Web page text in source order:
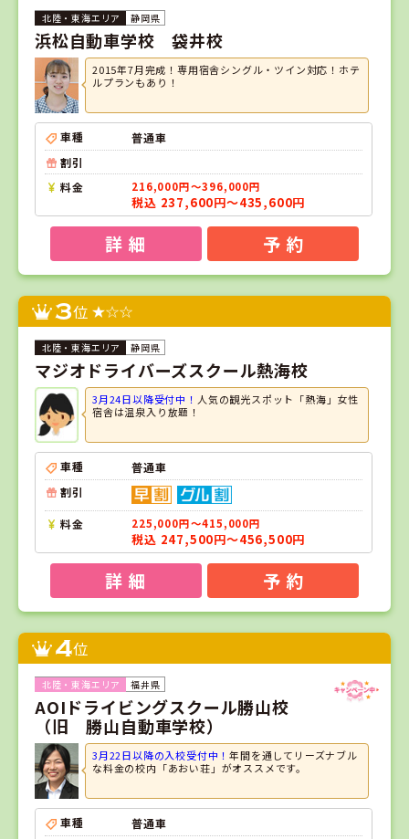
静岡県
浜松自動車学校 袋井校
2015年7月完成！専用宿舎シングル・ツイン対応！ホテ
ルプランもあり！
車種
普通車
割引
料金
216,000円～396,000円
税込 237,600円～435,600円
詳 細 予 約
3位
静岡県
マジオドライバーズスクール熱海校
3月24日以降受付中！ 人気の観光スポット「熱海」女性
宿舎は温泉入り放題！
車種
普通車
割引
料金 225,000円～415,000円
税込 247,500円～456,500円
詳 細 予 約
4位
福井県
AOIドライビングスクール勝山校
（旧 勝山自動車学校）
3月22日以降の入校受付中！年間を通してリーズナブル
な料金の校内「あおい荘」がオススメです。
車種
普通車